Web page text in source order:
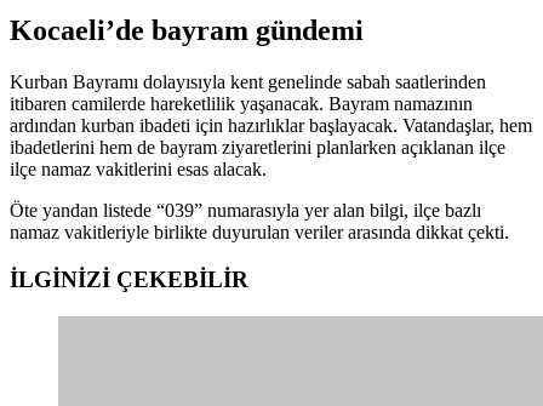
Kocaeli’de bayram gündemi
Kurban Bayramı dolayısıyla kent genelinde sabah saatlerinden
itibaren camilerde hareketlilik yaşanacak. Bayram namazının
ardından kurban ibadeti için hazırlıklar başlayacak. Vatandaşlar, hem
ibadetlerini hem de bayram ziyaretlerini planlarken açıklanan ilçe
ilçe namaz vakitlerini esas alacak.
Öte yandan listede “039” numarasıyla yer alan bilgi, ilçe bazlı
namaz vakitleriyle birlikte duyurulan veriler arasında dikkat çekti.
İLGİNİZİ ÇEKEBİLİR